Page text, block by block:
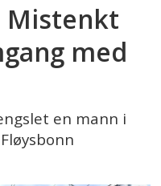
Mistenkt
med
en mann i